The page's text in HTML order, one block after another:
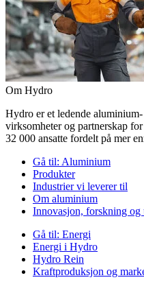
Om Hydro
Hydro er et ledende
virksomheter og partnerskap
32 000 ansatte fordelt på mer
Gå til: Aluminium
Produkter
Industrier vi leverer til
Om aluminium
Innovasjon, forskning
Gå til: Energi
Energi i Hydro
Hydro Rein
Kraftproduksjon og